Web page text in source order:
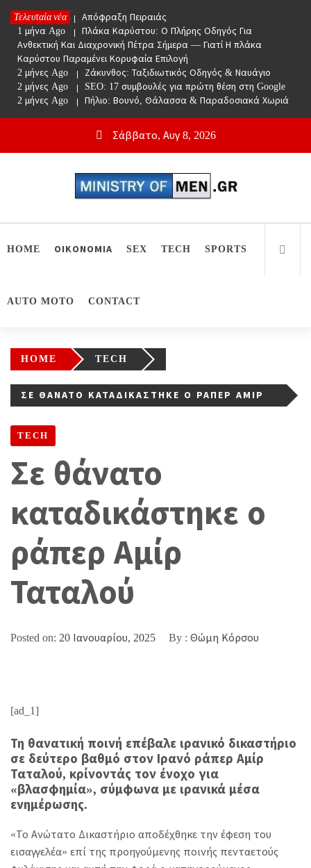
Skip
content
Τελευταία νέα
1 μήνα Ago
Απόφραξη Πειραιάς
1 μήνα Ago
Πλάκα Καρύστου: Ο Πλήρης Οδηγός Για
Ανθεκτική Και Διαχρονική Πέτρα Σήμερα — Γιατί Η πλάκα
Καρύστου Παραμένει Κορυφαία Επιλογή
2 μήνες Ago
Ζάκυνθος: Ταξιδιωτικός Οδηγός & Ναυάγιο
2 μήνες Ago
SEO: 17 συμβουλές για πρώτη θέση στη Google
2 μήνες Ago
Πήλιο: Βουνό, Θάλασσα & Παραδοσιακά Χωριά
Σάββατο, Αυγ 8, 2026
Ministry Of Men
HOME ΟΙΚΟΝΟΜΙΑ SEX TECH SPORTS
AUTO MOTO CONTACT
HOME TECH
ΣΕ ΘΆΝΑΤΟ ΚΑΤΑΔΙΚΆΣΤΗΚΕ Ο ΡΆΠΕΡ ΑΜΊΡ
TECH
Σε θάνατο
καταδικάστηκε ο
ράπερ Αμίρ
Ταταλού
Posted on: 20 Ιανουαρίου, 2025 By : Θώμη Κόρσου
[ad_1]
Τη θανατική ποινή επέβαλε ιρανικό δικαστήριο
σε δεύτερο βαθμό στον Ιρανό ράπερ Αμίρ
Ταταλού, κρίνοντάς τον ένοχο για
«βλασφημία», σύμφωνα με ιρανικά μέσα
ενημέρωσης.
«Το Ανώτατο Δικαστήριο αποδέχθηκε την έφεση του
εισαγγελέα» επί της προηγούμενης ποινής πενταετούς